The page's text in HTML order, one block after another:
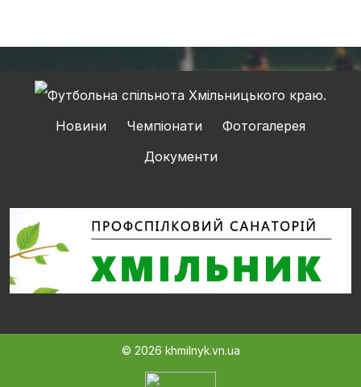
Новини Чемпіонати
Фотогалерея
Документи
© 2026 khmilnyk.vn.ua